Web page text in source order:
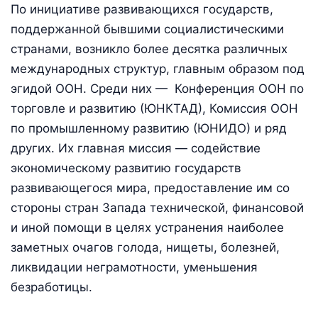
По инициативе развивающихся государств,
поддержанной бывшими социалистическими
странами, возникло более десятка различных
международных структур, главным образом под
эгидой ООН. Среди них — Конференция ООН по
торговле и развитию (ЮНКТАД), Комиссия ООН
по промышленному развитию (ЮНИДО) и ряд
других. Их главная миссия — содействие
экономическому развитию государств
развивающегося мира, предоставление им со
стороны стран Запада технической, финансовой
и иной помощи в целях устранения наиболее
заметных очагов голода, нищеты, болезней,
ликвидации неграмотности, уменьшения
безработицы.